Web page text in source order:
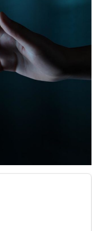
formazione